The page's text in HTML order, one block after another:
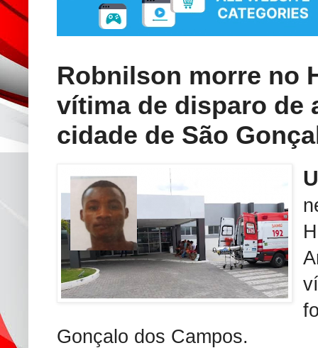
Robnilson morre no
vítima de disparo de
cidade de São
Gonçalo dos Campos.